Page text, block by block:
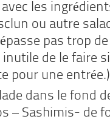
les
ou autre
pas trop
de le faire
pour une entrée.)
dans le fond
– Sashimis- de